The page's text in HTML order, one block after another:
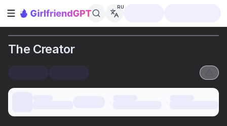
Открыть боковую панель
RU
The Creator